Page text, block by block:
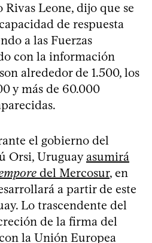
Rivas Leone, dijo que se
de respuesta
a las Fuerzas
con la información
alrededor de 1.500, los
y más de 60.000
el gobierno del
Orsi, Uruguay asumirá
del Mercosur, en
a partir de este
Lo trascendente del
de la firma del
la Unión Europea